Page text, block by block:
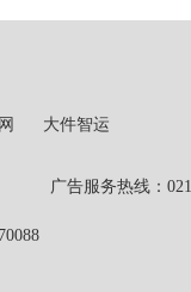
大件智运
告服务热线：021-